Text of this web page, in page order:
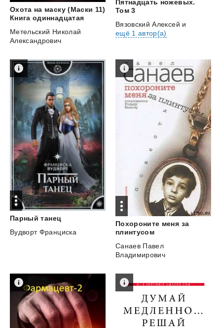
Охота на маску (Маски 11)
Книга одиннадцатая
Метельский Николай
Александрович
Пятнадцать ножевых.
Том 3
Вязовский Алексей и
ещё 1 автор(а)
Парный танец
Вудворт Франциска
Похороните меня за
плинтусом
Санаев Павел
Владимирович